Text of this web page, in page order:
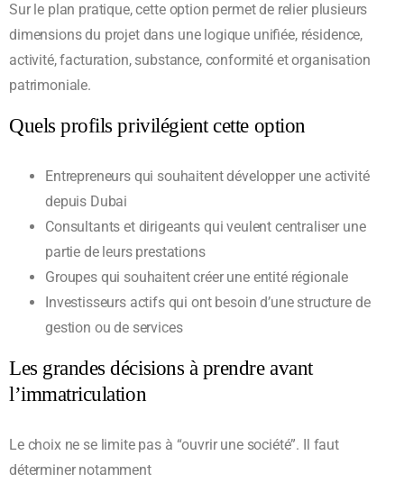
Sur le plan pratique, cette option permet de relier plusieurs
dimensions du projet dans une logique unifiée, résidence,
activité, facturation, substance, conformité et organisation
patrimoniale.
Quels profils privilégient cette option
Entrepreneurs qui souhaitent développer une activité
depuis Dubai
Consultants et dirigeants qui veulent centraliser une
partie de leurs prestations
Groupes qui souhaitent créer une entité régionale
Investisseurs actifs qui ont besoin d’une structure de
gestion ou de services
Les grandes décisions à prendre avant
l’immatriculation
Le choix ne se limite pas à “ouvrir une société”. Il faut
déterminer notamment